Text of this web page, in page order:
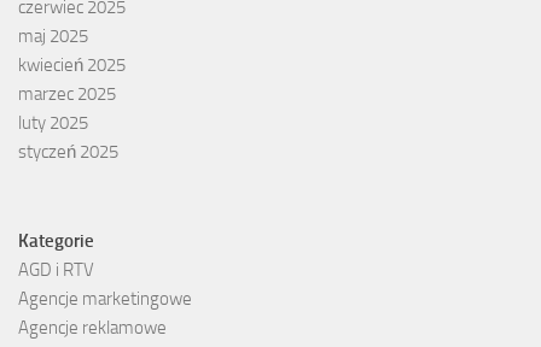
czerwiec 2025
maj 2025
kwiecień 2025
marzec 2025
luty 2025
styczeń 2025
Kategorie
AGD i RTV
Agencje marketingowe
Agencje reklamowe